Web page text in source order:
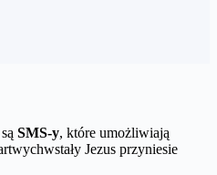
SMS-y, które umożliwiają
Jezus przyniesie